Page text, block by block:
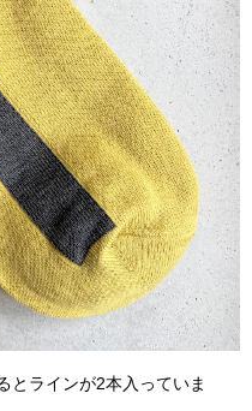
とラインが2本入っていま